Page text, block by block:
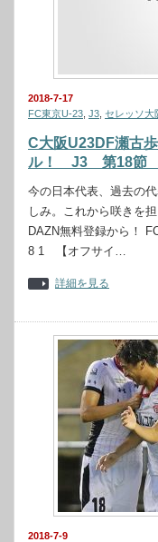
2018-7-17
FC東京U-23 J3 セレッソ大
C大阪U23DF瀬古
ル！ J3 第18節
今の日本代表、過去の
しみ。これから咲きを
DAZN無料登録から！
8 1 【オフサイ…
詳細を見る
2018-7-9